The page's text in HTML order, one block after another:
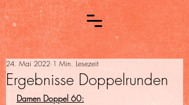
Ergebnisse Doppelrunden
24. Mai 2022 1 Min. Lesezeit
Damen Doppel 60: